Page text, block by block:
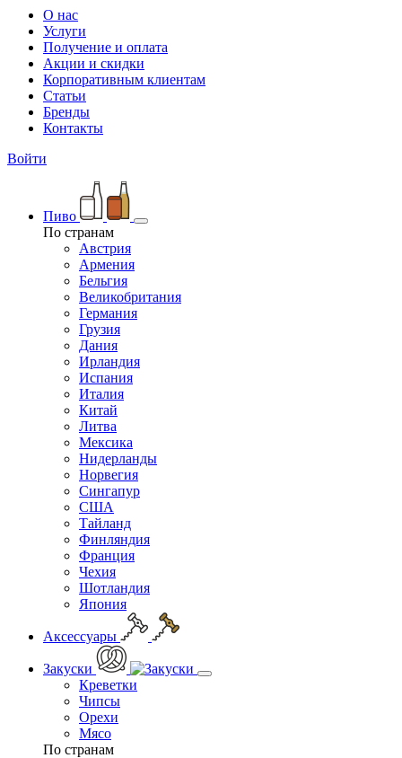
О нас
Услуги
Получение и оплата
Акции и скидки
Корпоративным клиентам
Статьи
Бренды
Контакты
Войти
Пиво
По странам
Австрия
Армения
Бельгия
Великобритания
Германия
Грузия
Дания
Ирландия
Испания
Италия
Китай
Литва
Мексика
Нидерланды
Норвегия
Сингапур
США
Тайланд
Финляндия
Франция
Чехия
Шотландия
Япония
Аксессуары
Закуски
Креветки
Чипсы
Орехи
Мясо
По странам